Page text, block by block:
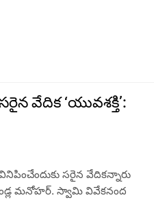
వేదిక ‘యువశక్తి’:
సరైన వేదికన్నారు
మనోహర్. స్వామి వివేకనంద